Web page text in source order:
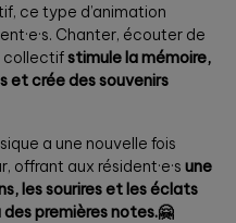
ce type d’animation
Chanter, écouter de
collectifstimule la mémoire,
et crée des souvenirs
a une nouvelle fois
offrant aux résident·e·s une
les sourires et les éclats
premières notes.🤗